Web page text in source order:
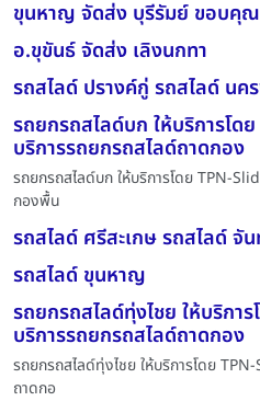
ขุนหาญ จัดส่ง บุรีรัมย์ ขอบคุณ
อ.ขุขันธ์ จัดส่ง เลิงนกทา
รถสไลด์ ปรางค์กู่ รถสไลด์ นค
รถยกรถสไลด์บก ให้บริการโด
บริการรถยกรถสไลด์ถาดกอง
รถยกรถสไลด์บก ให้บริการโดย TPN-
กองพื้น
รถสไลด์ ศรีสะเกษ รถสไลด์ จั
รถสไลด์ ขุนหาญ
รถยกรถสไลด์ทุ่งไชย ให้บริกา
บริการรถยกรถสไลด์ถาดกอง
รถยกรถสไลด์ทุ่งไชย ให้บริการโดย
ถาดกอ